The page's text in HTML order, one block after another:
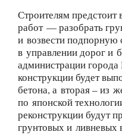
Строителям
работ — разобрать
и возвести подпорную
в управлении дорог и
администрации города
конструкции будет
бетона, а вторая – из
по японской
реконструкции будут
грунтовых и ливневых